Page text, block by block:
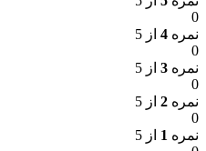
0
نمره 4 از 5
0
نمره 3 از 5
0
نمره 2 از 5
0
نمره 1 از 5